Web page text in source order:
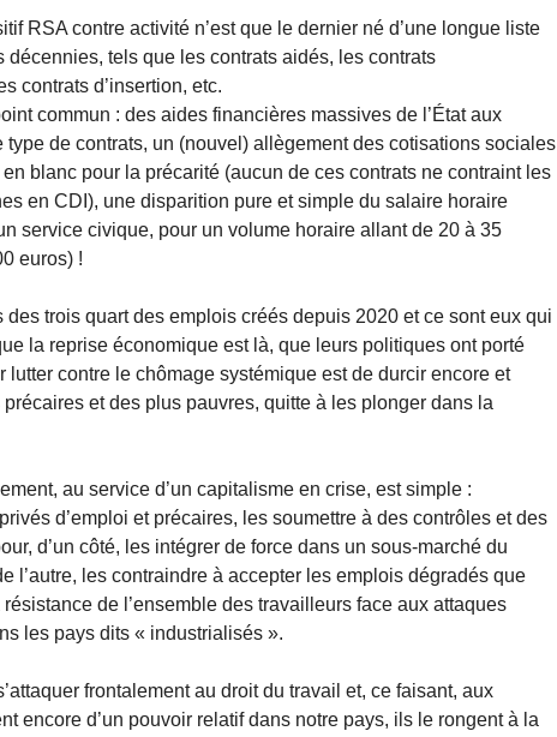
RSA contre activité n’est que le dernier né d’une longue liste
tels que les contrats aidés, les contrats
contrats d’insertion, etc.
commun : des aides financières massives de l’État aux
de contrats, un (nouvel) allègement des cotisations sociales
blanc pour la précarité (aucun de ces contrats ne contraint les
en CDI), une disparition pure et simple du salaire horaire
service civique, pour un volume horaire allant de 20 à 35
euros) !
trois quart des emplois créés depuis 2020 et ce sont eux qui
la reprise économique est là, que leurs politiques ont porté
lutter contre le chômage systémique est de durcir encore et
et des plus pauvres, quitte à les plonger dans la
au service d’un capitalisme en crise, est simple :
d’emploi et précaires, les soumettre à des contrôles et des
d’un côté, les intégrer de force dans un sous-marché du
l’autre, les contraindre à accepter les emplois dégradés que
de l’ensemble des travailleurs face aux attaques
les pays dits « industrialisés ».
frontalement au droit du travail et, ce faisant, aux
encore d’un pouvoir relatif dans notre pays, ils le rongent à la